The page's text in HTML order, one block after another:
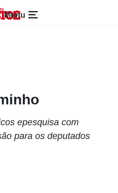
Menu
epesquisa com
para os deputados